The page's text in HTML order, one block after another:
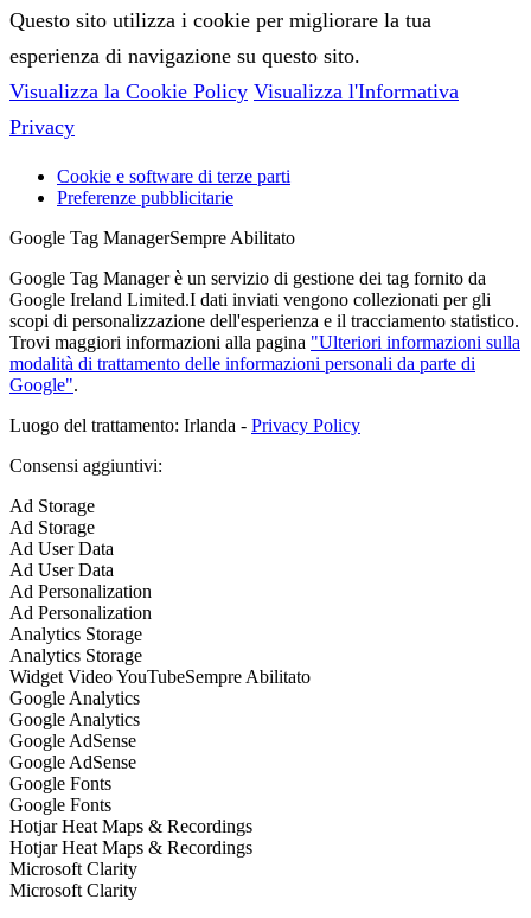
Questo sito utilizza i cookie per migliorare la tua
esperienza di navigazione su questo sito.
Visualizza la Cookie Policy Visualizza l'Informativa
Privacy
Cookie e software di terze parti
Preferenze pubblicitarie
Google Tag ManagerSempre Abilitato
Google Tag Manager è un servizio di gestione dei tag fornito da
Google Ireland Limited.I dati inviati vengono collezionati per gli
scopi di personalizzazione dell'esperienza e il tracciamento statistico.
Trovi maggiori informazioni alla pagina "Ulteriori informazioni sulla
modalità di trattamento delle informazioni personali da parte di
Google".
Luogo del trattamento: Irlanda - Privacy Policy
Consensi aggiuntivi:
Ad Storage
Ad Storage
Ad User Data
Ad User Data
Ad Personalization
Ad Personalization
Analytics Storage
Analytics Storage
Widget Video YouTubeSempre Abilitato
Google Analytics
Google Analytics
Google AdSense
Google AdSense
Google Fonts
Google Fonts
Hotjar Heat Maps & Recordings
Hotjar Heat Maps & Recordings
Microsoft Clarity
Microsoft Clarity